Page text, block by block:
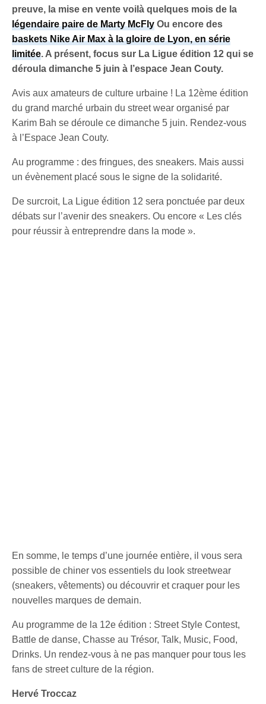
preuve, la mise en vente voilà quelques mois de la
légendaire paire de Marty McFly Ou encore des
baskets Nike Air Max à la gloire de Lyon, en série
limitée. A présent, focus sur La Ligue édition 12 qui se
déroula dimanche 5 juin à l’espace Jean Couty.
Avis aux amateurs de culture urbaine ! La 12ème édition
du grand marché urbain du street wear organisé par
Karim Bah se déroule ce dimanche 5 juin. Rendez-vous
à l’Espace Jean Couty.
Au programme : des fringues, des sneakers. Mais aussi
un évènement placé sous le signe de la solidarité.
De surcroit, La Ligue édition 12 sera ponctuée par deux
débats sur l’avenir des sneakers. Ou encore « Les clés
pour réussir à entreprendre dans la mode ».
En somme, le temps d’une journée entière, il vous sera
possible de chiner vos essentiels du look streetwear
(sneakers, vêtements) ou découvrir et craquer pour les
nouvelles marques de demain.
Au programme de la 12e édition : Street Style Contest,
Battle de danse, Chasse au Trésor, Talk, Music, Food,
Drinks. Un rendez-vous à ne pas manquer pour tous les
fans de street culture de la région.
Hervé Troccaz